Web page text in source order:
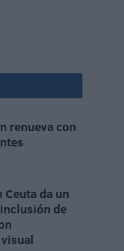
renueva con
Ceuta da un
de